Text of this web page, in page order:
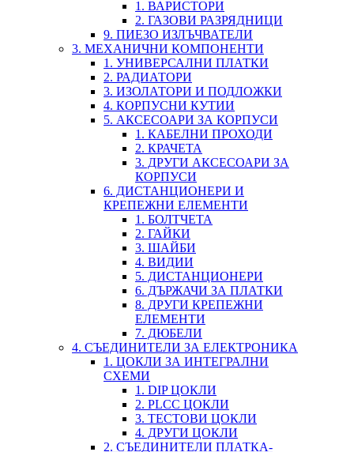
1. ВАРИСТОРИ
2. ГАЗОВИ РАЗРЯДНИЦИ
9. ПИЕЗО ИЗЛЪЧВАТЕЛИ
3. МЕХАНИЧНИ КОМПОНЕНТИ
1. УНИВЕРСАЛНИ ПЛАТКИ
2. РАДИАТОРИ
3. ИЗОЛАТОРИ И ПОДЛОЖКИ
4. КОРПУСНИ КУТИИ
5. АКСЕСОАРИ ЗА КОРПУСИ
1. КАБЕЛНИ ПРОХОДИ
2. КРАЧЕТА
3. ДРУГИ АКСЕСОАРИ ЗА
КОРПУСИ
6. ДИСТАНЦИОНЕРИ И
КРЕПЕЖНИ ЕЛЕМЕНТИ
1. БОЛТЧЕТА
2. ГАЙКИ
3. ШАЙБИ
4. ВИДИИ
5. ДИСТАНЦИОНЕРИ
6. ДЪРЖАЧИ ЗА ПЛАТКИ
8. ДРУГИ КРЕПЕЖНИ
ЕЛЕМЕНТИ
7. ДЮБЕЛИ
4. СЪЕДИНИТЕЛИ ЗА ЕЛЕКТРОНИКА
1. ЦОКЛИ ЗА ИНТЕГРАЛНИ
СХЕМИ
1. DIP ЦОКЛИ
2. PLCC ЦОКЛИ
3. ТЕСТОВИ ЦОКЛИ
4. ДРУГИ ЦОКЛИ
2. СЪЕДИНИТЕЛИ ПЛАТКА-